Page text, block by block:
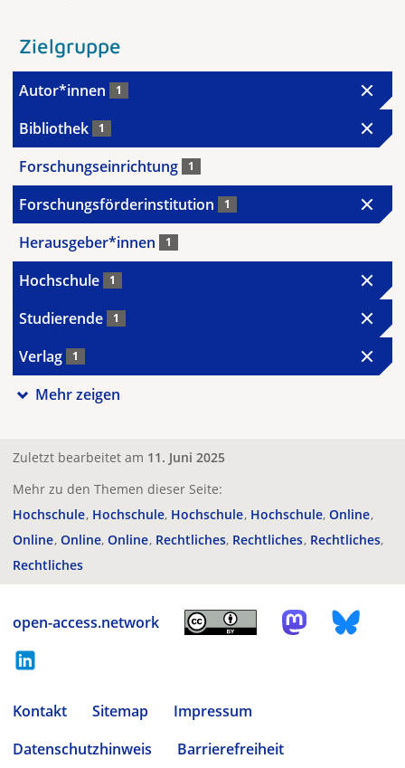
Zielgruppe
Autor*innen 1
Bibliothek 1
Forschungseinrichtung 1
Forschungsförderinstitution 1
Herausgeber*innen 1
Hochschule 1
Studierende 1
Verlag 1
Mehr zeigen
Zuletzt bearbeitet am 11. Juni 2025
Mehr zu den Themen dieser Seite:
Hochschule Hochschule Hochschule Hochschule Online
Online Online Online Rechtliches Rechtliches Rechtliches
Rechtliches
open-access.network
Kontakt Sitemap
Impressum
Datenschutzhinweis
Barrierefreiheit